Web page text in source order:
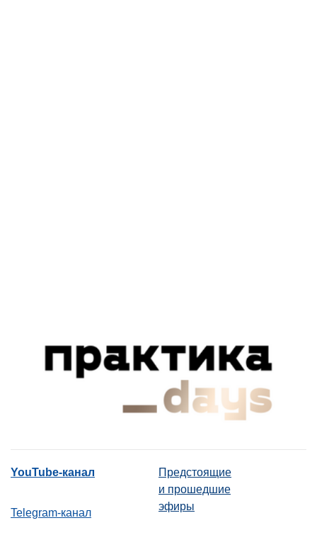
YouTube-канал
Telegram-канал
Предстоящие
и прошедшие
эфиры